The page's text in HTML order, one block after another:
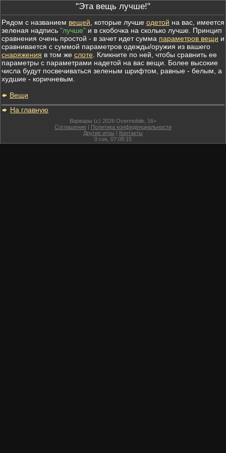
"Эта вещь лучше!"
Рядом с названием вещей , которые лучше одетой на вас, имеется
зеленая надпись "лучше" и в скобочка на сколько лучше. Принцип
сравнения очень простой - в зачет идет сумма параметров вещи и
сравнивается с суммой параметров одежды/оружия из вашего
снаряжения в том же слоте . Кликните по ней, чтобы сравнить ее
параметры с параметрами надетой на вас вещи. Более высокие
числа будут посвечиваться зеленым шрифтом, равные - белым, а
худшие - коричневым.
Вещи
На главную
Варвары (c) 2026 Overmobile, 16+
Соглашение | Политика конфиденциальности
Другие игры | Контакты
0 сек, 07:08:15